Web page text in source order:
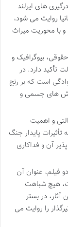
بستر درگیری های ایرلند
روایت می شود،
از جنگ و با محوریت میراث
بیوگرافیک و
تأکید دارد. در
است که بر رنج
های جسمی و
و اهمیت
تأثیرات پایدار جنگ
آن و فداکاری
فیلم، عنوان آن
هیچ شباهت
در بستر
را روایت می